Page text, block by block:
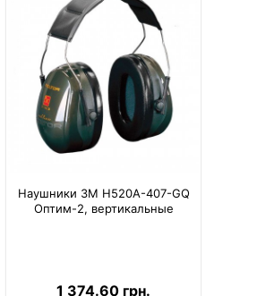
Наушники 3M H520A-407-GQ
Оптим-2, вертикальные
1 374.60 грн.